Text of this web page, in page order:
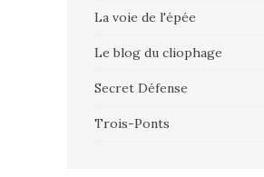
La voie de l'épée
Le blog du cliophage
Secret Défense
Trois-Ponts